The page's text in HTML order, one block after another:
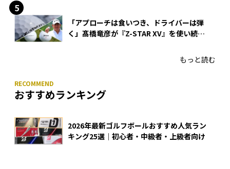
「アプローチは食いつき、ドライバーは弾
く」髙橋竜彦が『Z-STAR XV』を使い続け
もっと読む
おすすめランキング
2026年最新ゴルフボールおすすめ人気ラン
キング25選｜初心者・中級者・上級者向け